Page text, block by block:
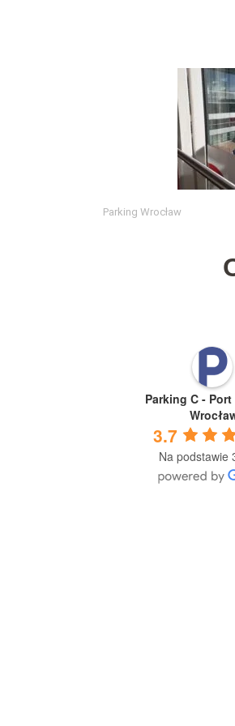
Parking Wrocław
Parking C -
3.7
Na podstawie